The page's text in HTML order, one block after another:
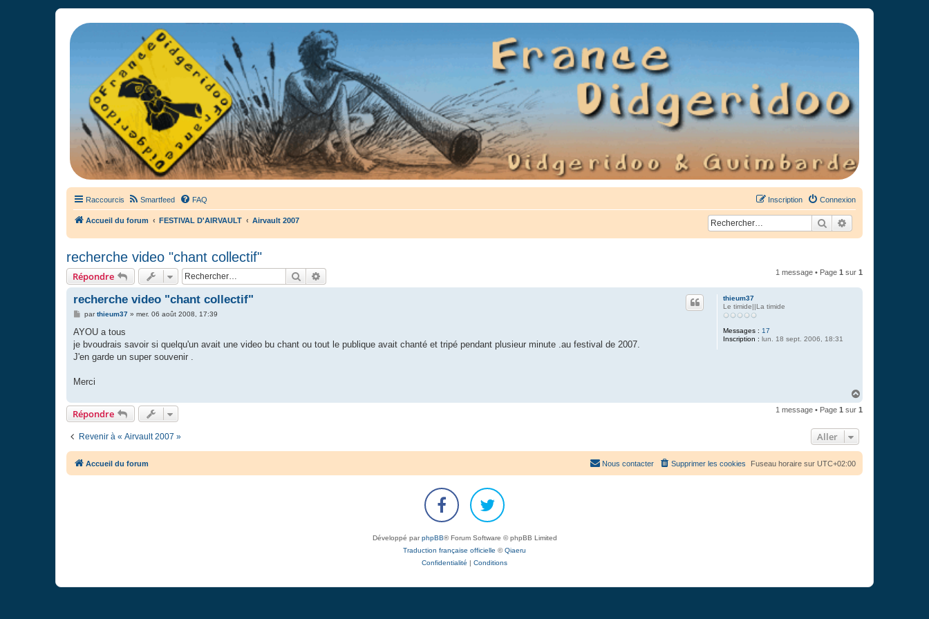
France Didgeridoo
Didgeridoo et Guimbarde sur France Didgeridoo - retrouvez la communauté.
Raccourcis Smartfeed FAQ Connexion
Inscription
Accueil du forum FESTIVAL D'AIRVAULT Airvault 2007 Rechercher
recherche video "chant collectif"
Répondre Rechercher 1 message • Page 1 sur 1
thieum37
Le timide||La timide
Messages : 17
Inscription : lun. 18 sept. 2006, 18:31
recherche video "chant collectif"
M
s
a
g
parthieum37» mer. 06 août 2008, 17:39
AYOU a tous
je bvoudrais savoir si quelqu'un avait une video bu chant ou tout le publique avait chanté et tripé pendant plusieur minute .au festival de 2007.
J'en garde un super souvenir .
Merci
u
Répondre 1 message • Page 1 sur 1
Revenir à « Airvault 2007 » Aller
Accueil du forum Fuseau horaire sur UTC+02:00
Supprimer les cookies
Nous contacter
Développé parphpBB® Forum Software © phpBB Limited
Traduction française officielle ©Qiaeru
Confidentialité | Conditions